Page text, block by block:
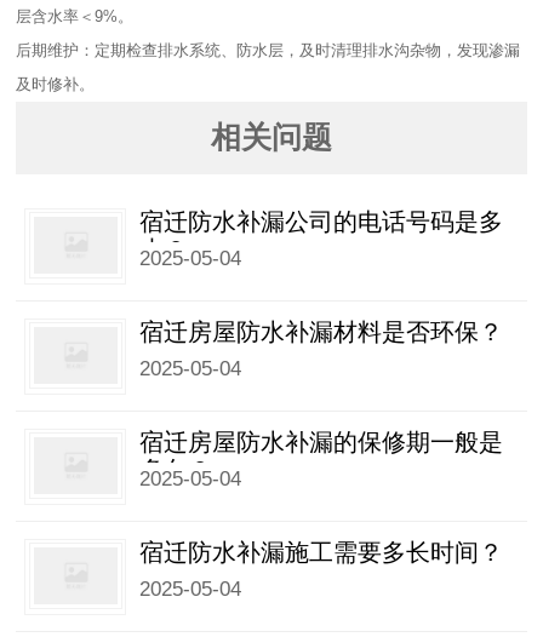
层含水率＜9%。​
后期维护：定期检查排水系统、防水层，及时清理排水沟杂物，发现渗漏
及时修补。
相关问题
宿迁防水补漏公司的电话号码是多
少？
2025-05-04
宿迁房屋防水补漏材料是否环保？
2025-05-04
宿迁房屋防水补漏的保修期一般是
多久？
2025-05-04
宿迁防水补漏施工需要多长时间？
2025-05-04